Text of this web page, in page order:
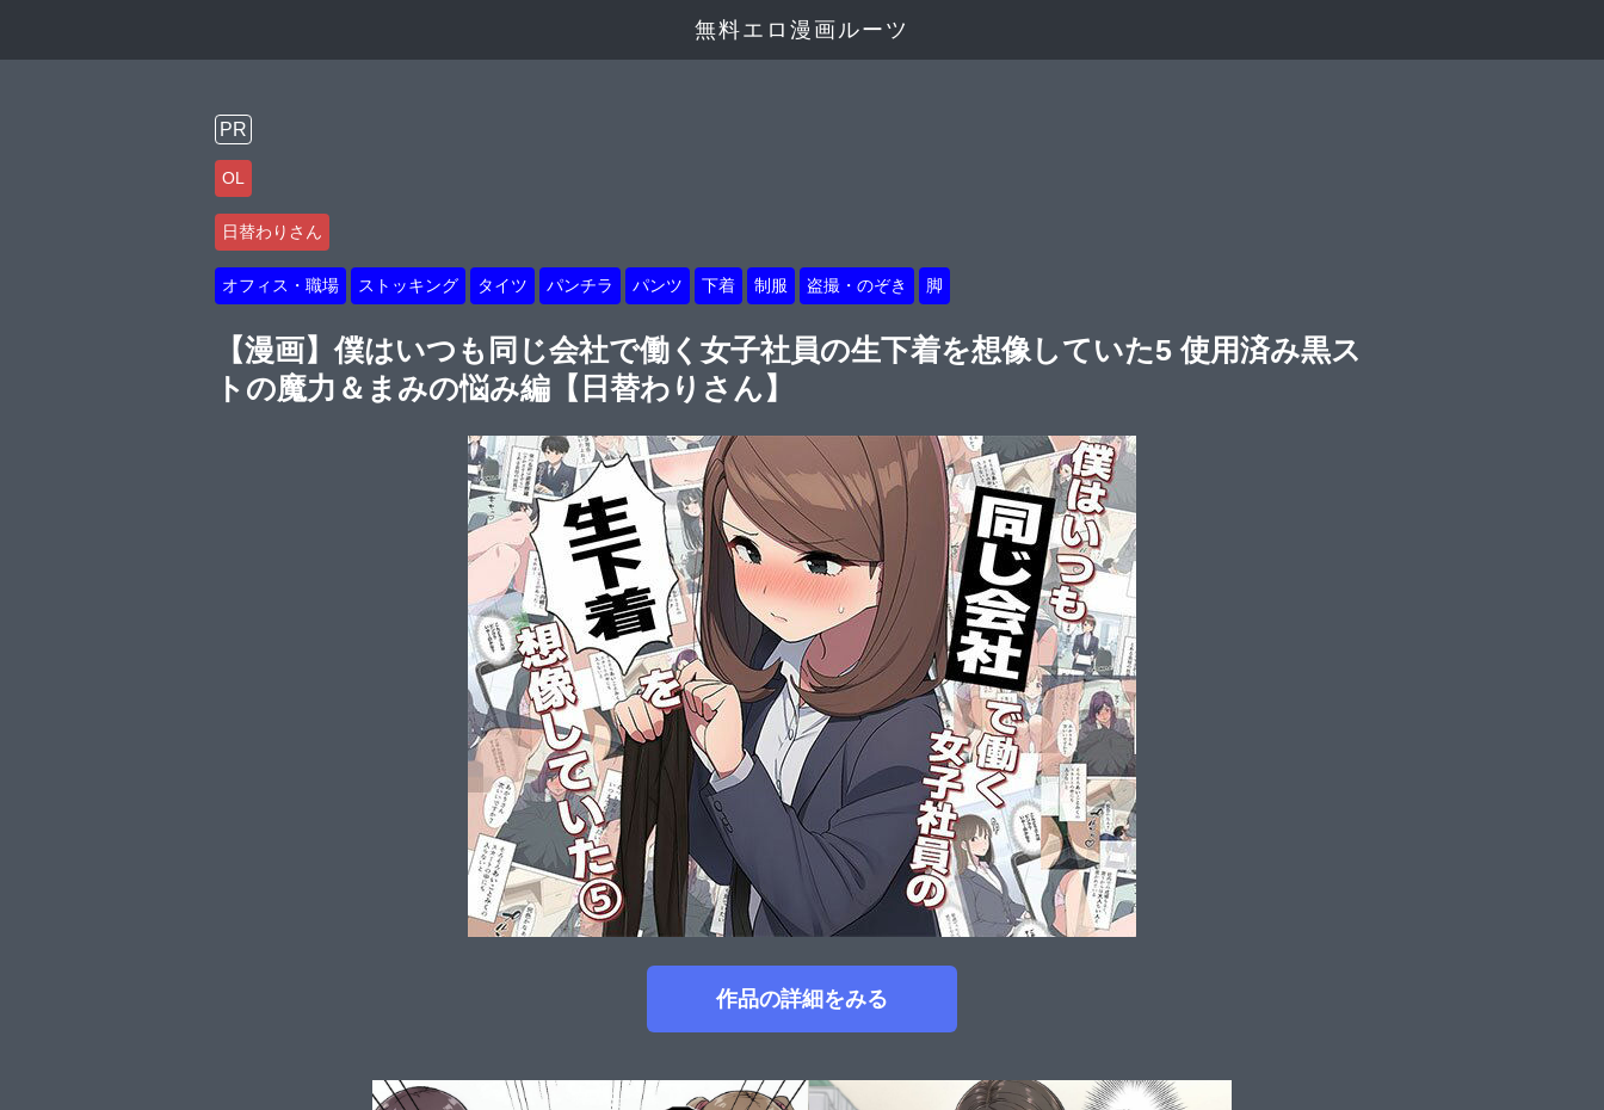
無料エロ漫画ルーツ
PR
OL
日替わりさん
オフィス・職場 ストッキング タイツ パンチラ パンツ 下着 制服 盗撮・のぞき 脚
【漫画】僕はいつも同じ会社で働く女子社員の生下着を想像していた5 使用済み黒ス
トの魔力＆まみの悩み編【日替わりさん】
作品の詳細をみる